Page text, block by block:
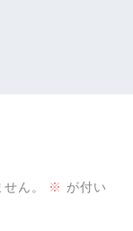
ん。 ※ が付い